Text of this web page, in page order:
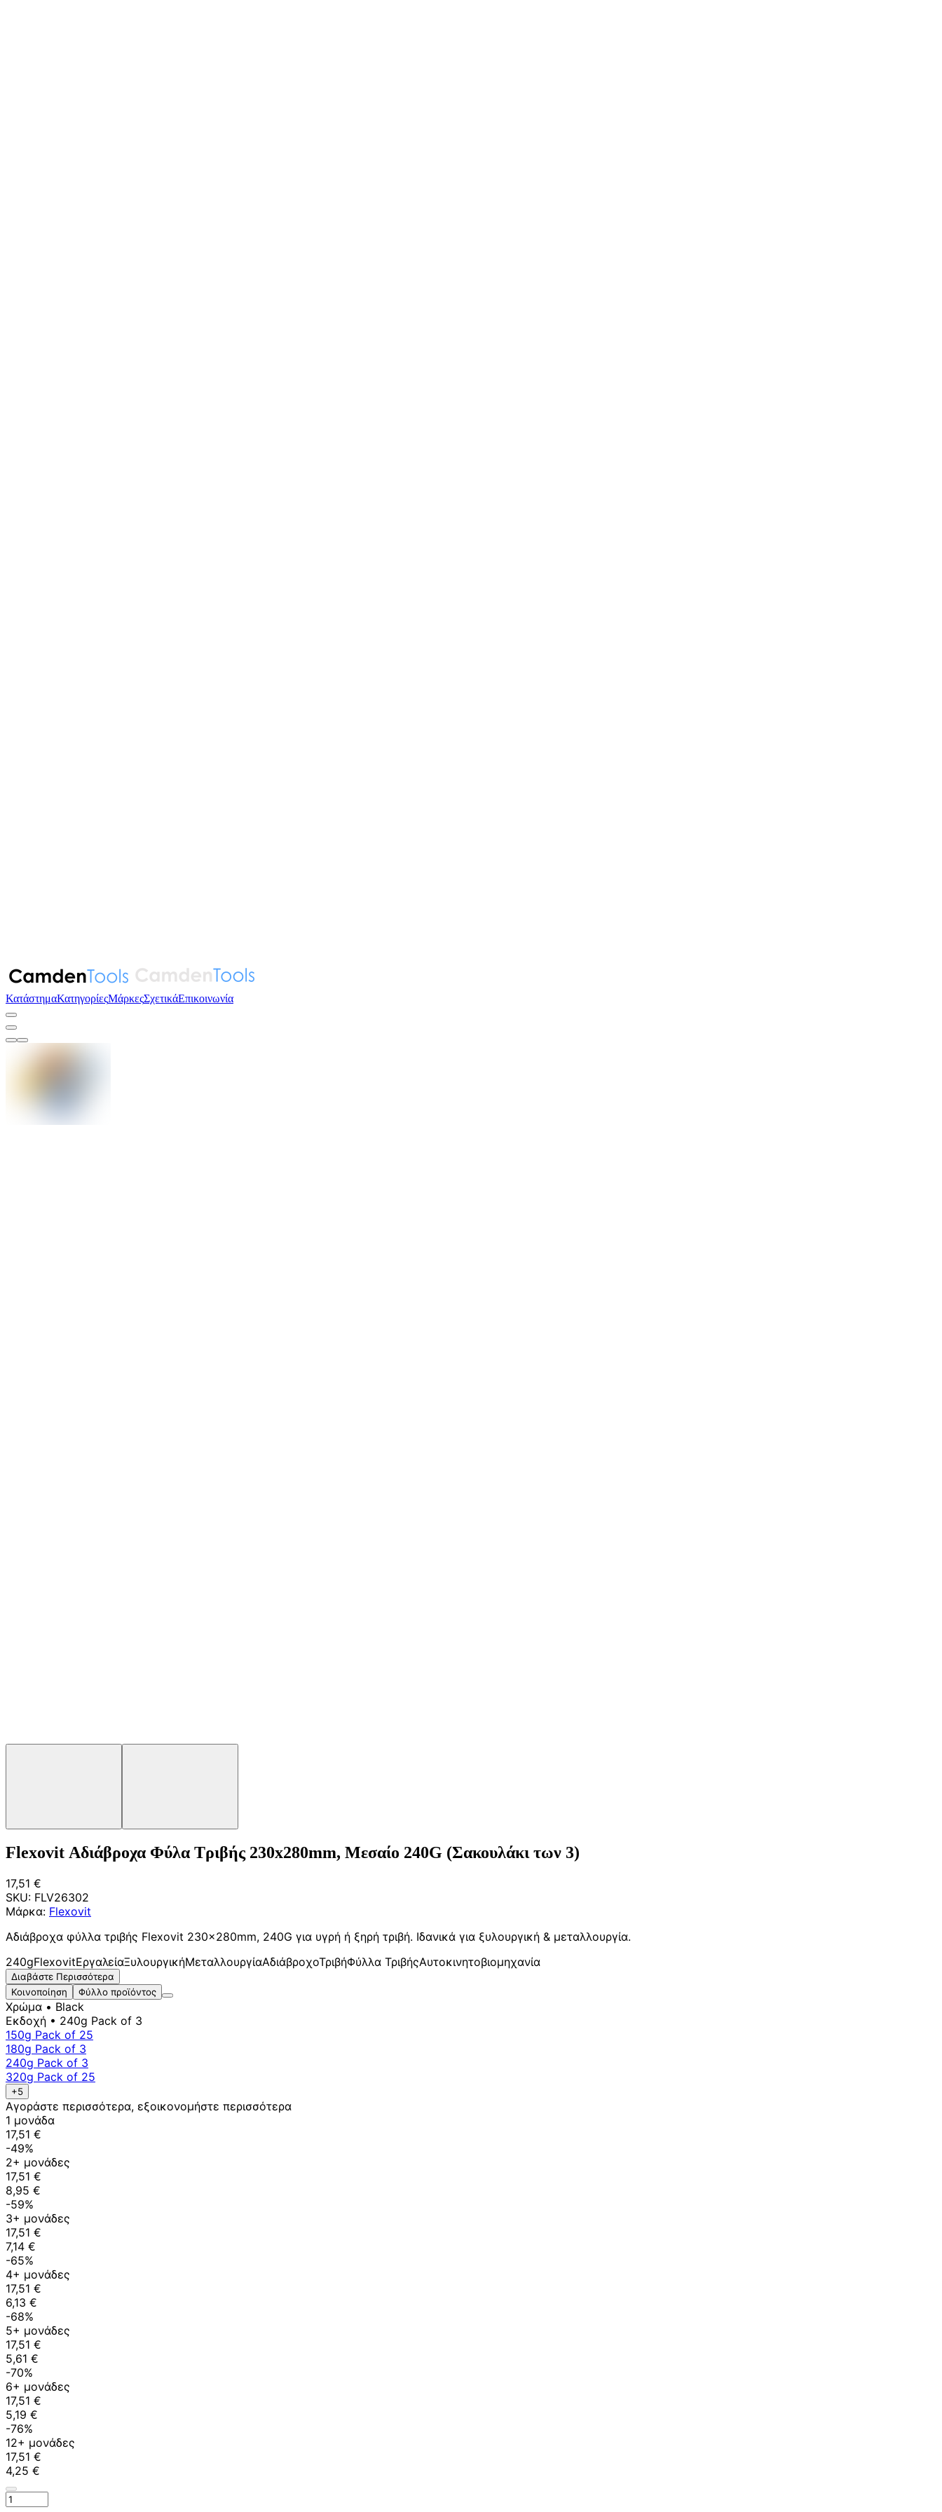
ΚατάστημαΚατηγορίεςΜάρκεςΣχετικάΕπικοινωνία
Flexovit Αδιάβροχα Φύλα Τριβής 230x280mm, Μεσαίο 240G (Σακουλάκι των 3)
17,51 €
SKU: FLV26302
Μάρκα: Flexovit
Αδιάβροχα φύλλα τριβής Flexovit 230x280mm, 240G για υγρή ή ξηρή τριβή. Ιδανικά για ξυλουργική & μεταλλουργία.
240gFlexovitΕργαλείαΞυλουργικήΜεταλλουργίαΑδιάβροχοΤριβήΦύλλα ΤριβήςΑυτοκινητοβιομηχανία
Διαβάστε Περισσότερα
Κοινοποίηση
Φύλλο προϊόντος
Χρώμα • Black
Εκδοχή • 240g Pack of 3
150g Pack of 25
180g Pack of 3
240g Pack of 3
320g Pack of 25
+5
Αγοράστε περισσότερα, εξοικονομήστε περισσότερα
1 μονάδα
17,51 €
-49%
2+ μονάδες
17,51 €
8,95 €
-59%
3+ μονάδες
17,51 €
7,14 €
-65%
4+ μονάδες
17,51 €
6,13 €
-68%
5+ μονάδες
17,51 €
5,61 €
-70%
6+ μονάδες
17,51 €
5,19 €
-76%
12+ μονάδες
17,51 €
4,25 €